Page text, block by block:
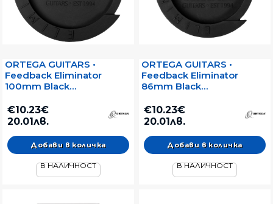
ORTEGA GUITARS •
Feedback Eliminator
100mm Black
резонаторен отвор на
акустична китара
€10.23€
20.01лв.
В НАЛИЧНОСТ
ORTEGA GUITARS •
Feedback Eliminator
86mm Black
резонаторен отвор на
акустична китара
€10.23€
20.01лв.
В НАЛИЧНОСТ